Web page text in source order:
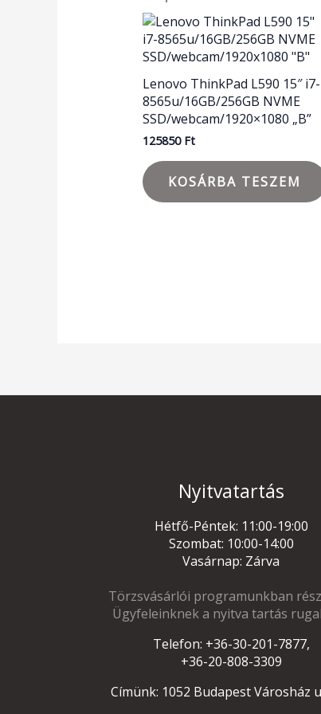
Lenovo ThinkPad L590 15″ i7-
8565u/16GB/256GB NVME
SSD/webcam/1920×1080 „B”
125850 Ft
KOSÁRBA TESZEM
Nyitvatartás
Hétfő-Péntek: 11:00-19:00
Szombat: 10:00-14:00
Vasárnap: Zárva
Törzsvásárlói programunkban
Ügyfeleinknek a nyitva tartás
Telefon: +36-30-201-7877,
+36-20-808-3309
Címünk: 1052 Budapest Városház